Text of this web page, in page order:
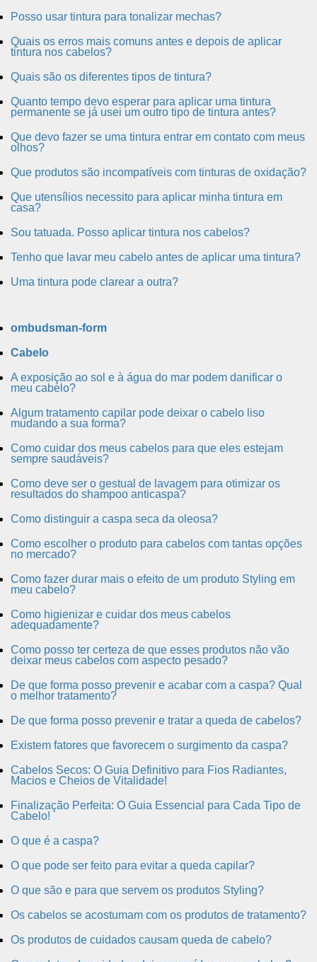
Posso usar tintura para tonalizar mechas?
Quais os erros mais comuns antes e depois de aplicar
tintura nos cabelos?
Quais são os diferentes tipos de tintura?
Quanto tempo devo esperar para aplicar uma tintura
permanente se já usei um outro tipo de tintura antes?
Que devo fazer se uma tintura entrar em contato com meus
olhos?
Que produtos são incompatíveis com tinturas de oxidação?
Que utensílios necessito para aplicar minha tintura em
casa?
Sou tatuada. Posso aplicar tintura nos cabelos?
Tenho que lavar meu cabelo antes de aplicar uma tintura?
Uma tintura pode clarear a outra?
ombudsman-form
Cabelo
A exposição ao sol e à água do mar podem danificar o
meu cabelo?
Algum tratamento capilar pode deixar o cabelo liso
mudando a sua forma?
Como cuidar dos meus cabelos para que eles estejam
sempre saudáveis?
Como deve ser o gestual de lavagem para otimizar os
resultados do shampoo anticaspa?
Como distinguir a caspa seca da oleosa?
Como escolher o produto para cabelos com tantas opções
no mercado?
Como fazer durar mais o efeito de um produto Styling em
meu cabelo?
Como higienizar e cuidar dos meus cabelos
adequadamente?
Como posso ter certeza de que esses produtos não vão
deixar meus cabelos com aspecto pesado?
De que forma posso prevenir e acabar com a caspa? Qual
o melhor tratamento?
De que forma posso prevenir e tratar a queda de cabelos?
Existem fatores que favorecem o surgimento da caspa?
Cabelos Secos: O Guia Definitivo para Fios Radiantes,
Macios e Cheios de Vitalidade!
Finalização Perfeita: O Guia Essencial para Cada Tipo de
Cabelo!
O que é a caspa?
O que pode ser feito para evitar a queda capilar?
O que são e para que servem os produtos Styling?
Os cabelos se acostumam com os produtos de tratamento?
Os produtos de cuidados causam queda de cabelo?